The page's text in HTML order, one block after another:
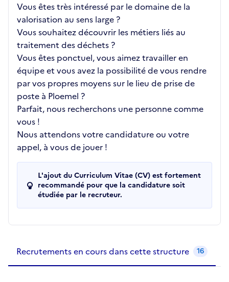
Vous êtes très intéressé par le domaine de la
valorisation au sens large ?
Vous souhaitez découvrir les métiers liés au
traitement des déchets ?
Vous êtes ponctuel, vous aimez travailler en
équipe et vous avez la possibilité de vous rendre
par vos propres moyens sur le lieu de prise de
poste à Ploemel ?
Parfait, nous recherchons une personne comme
vous !
Nous attendons votre candidature ou votre
appel, à vous de jouer !
L'ajout du Curriculum Vitae (CV) est fortement
recommandé pour que la candidature soit
étudiée par le recruteur.
Recrutements en cours dans cette structure 16